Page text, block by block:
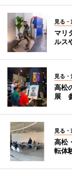
見る
マリ
ルス
見る
高松
展
見る
高松
転体